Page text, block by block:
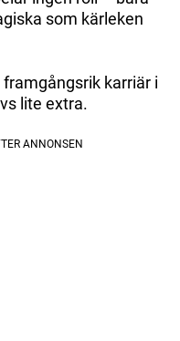
som kärleken
karriär i
lite extra.